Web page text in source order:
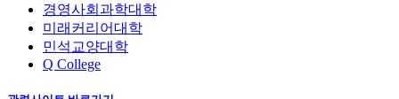
경영사회과학대학
미래커리어대학
민석교양대학
Q College